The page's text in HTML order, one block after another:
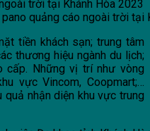
quảng cáo ngoài trời tại
tiền khách sạn; trung tâm
thương hiệu ngành du lịch;
cấp. Những vị trí như vòng
vực Vincom, Coopmart;…
nhận diện khu vực trung